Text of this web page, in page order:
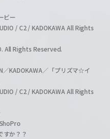
ビー
/ C2 / KADOKAWA All Rights
All Rights Reserved.
KADOKAWA／「プリズマ☆イ
/ C2 / KADOKAWA All Rights
か？？